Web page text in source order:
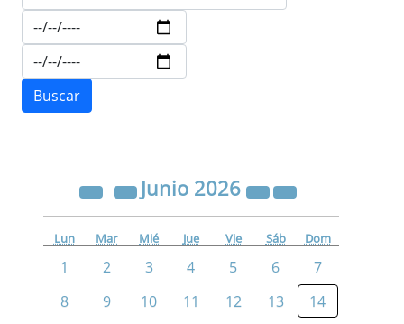
Junio 2026
Lun Mar Mié Jue Vie Sáb Dom
1 2 3 4 5 6
7
8
9 10 11 12 13
14